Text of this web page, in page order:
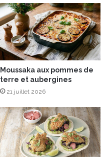
Moussaka aux pommes de
terre et aubergines
21 juillet 2026